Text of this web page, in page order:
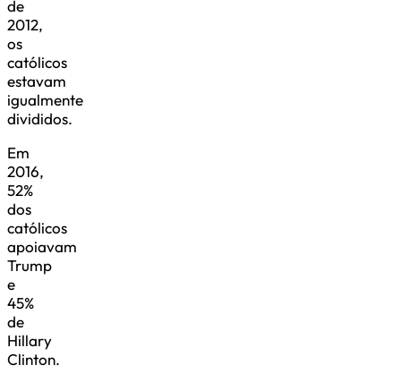
de
2012,
os
católicos
estavam
igualmente
divididos.
Em
2016,
52%
dos
católicos
apoiavam
Trump
e
45%
de
Hillary
Clinton.